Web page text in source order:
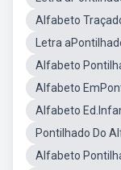
Alfabeto
Letra
Alfabeto
Alfabeto
Alfabeto
Pontilhado Do
Alfabeto